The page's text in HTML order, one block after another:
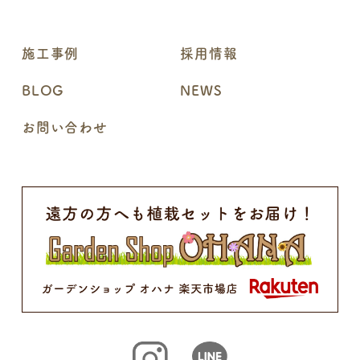
施工事例 採用情報
BLOG NEWS
お問い合わせ